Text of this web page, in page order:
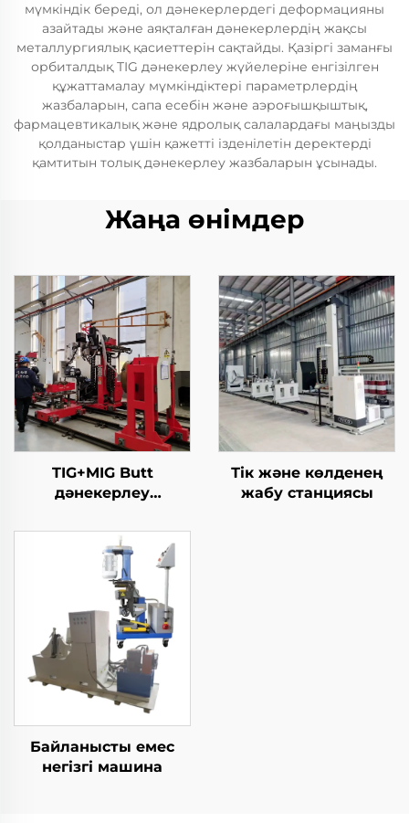
мүмкіндік береді, ол дәнекерлердегі деформацияны
азайтады және аяқталған дәнекерлердің жақсы
металлургиялық қасиеттерін сақтайды. Қазіргі заманғы
орбиталдық TIG дәнекерлеу жүйелеріне енгізілген
құжаттамалау мүмкіндіктері параметрлердің
жазбаларын, сапа есебін және аэроғышқыштық,
фармацевтикалық және ядролық салалардағы маңызды
қолданыстар үшін қажетті ізденілетін деректерді
қамтитын толық дәнекерлеу жазбаларын ұсынады.
Жаңа өнімдер
TIG+MIG Butt
дәнекерлеу
Тік және көлденең
жабу станциясы
Байланысты емес
негізгі машина